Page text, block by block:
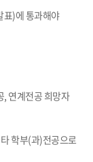
표)에 통과해야
연계전공 희망자
학부(과)전공으로